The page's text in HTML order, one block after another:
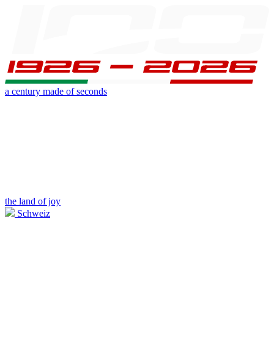
a century made of seconds
the land of joy
Schweiz